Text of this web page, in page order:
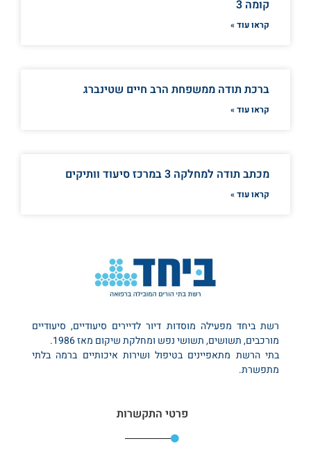
קומה 3
קראו עוד »
ברכת תודה ממשפחת הרב חיים שטינברג
קראו עוד »
מכתב תודה למחלקה 3 במרכז סיעוד וותיקים
קראו עוד »
רשת ביחד מפעילה מוסדות דיור לדיירים סיעודיים, סיעודיים
מורכבים, תשושים, תשושי נפש ומחלקת שיקום מאז 1986.
בתי הרשת מתאפיינים בטיפול ושירות איכותיים ברמה בלתי
מתפשרת.
פרטי התקשרות